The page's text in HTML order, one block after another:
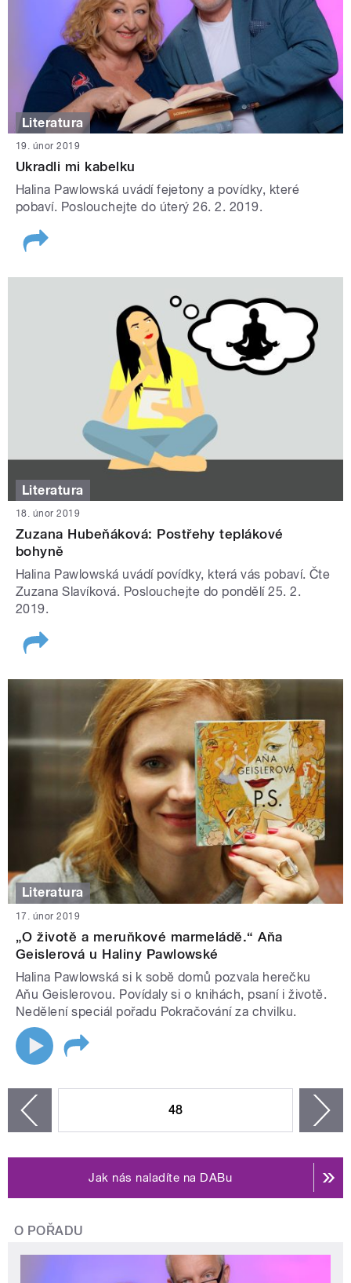
Literatura
19. únor 2019
Ukradli mi kabelku
Halina Pawlowská uvádí fejetony a povídky, které
pobaví. Poslouchejte do úterý 26. 2. 2019.
Literatura
18. únor 2019
Zuzana Hubeňáková: Postřehy teplákové
bohyně
Halina Pawlowská uvádí povídky, která vás pobaví. Čte
Zuzana Slavíková. Poslouchejte do pondělí 25. 2.
2019.
Literatura
17. únor 2019
„O životě a meruňkové marmeládě.“ Aňa
Geislerová u Haliny Pawlowské
Halina Pawlowská si k sobě domů pozvala herečku
Aňu Geislerovou. Povídaly si o knihách, psaní i životě.
Nedělení speciál pořadu Pokračování za chvilku.
48
Jak nás naladíte na DABu
O POŘADU